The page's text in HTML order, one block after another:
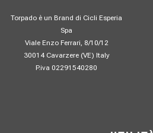
Torpado è un Brand di Cicli Esperia
Spa
Viale Enzo Ferrari, 8/10/12
30014 Cavarzere (VE) Italy
P.iva 02291540280